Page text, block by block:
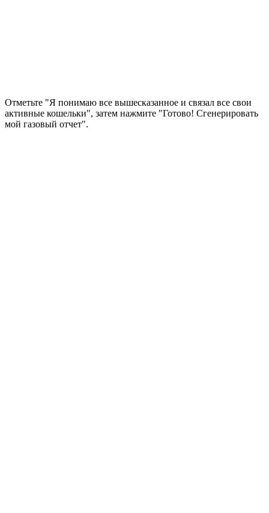
Отметьте "Я понимаю все вышесказанное и связал все свои
активные кошельки", затем нажмите "Готово! Сгенерировать
мой газовый отчет".